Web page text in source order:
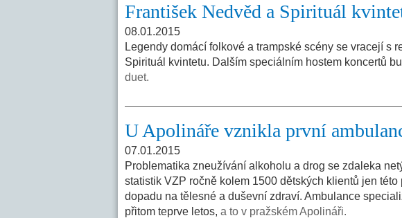
František Nedvěd a Spirituál
08.01.2015
Legendy domácí folkové a trampské scény se vracejí s
Spirituál kvintetu. Dalším speciálním hostem koncertů
duet.
U Apolináře vznikla první
07.01.2015
Problematika zneužívání alkoholu a drog se zdaleka
statistik VZP ročně kolem 1500 dětských klientů jen
dopadu na tělesné a duševní zdraví. Ambulance
přitom teprve letos, a to v pražském Apolináři.